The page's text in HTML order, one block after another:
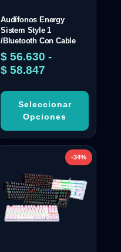
Audífonos Energy
Sistem Style 1
/Bluetooth Con Cable
$ 56.630 -
$ 58.847
Seleccionar
Opciones
-34%